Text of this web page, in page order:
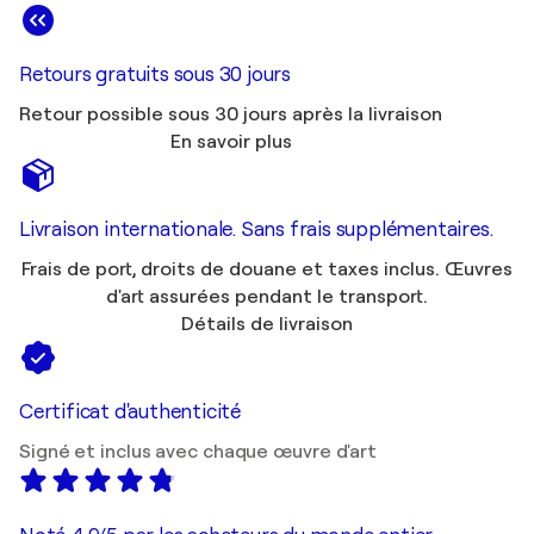
Retours gratuits sous 30 jours
Retour possible sous 30 jours après la livraison
En savoir plus
Livraison internationale. Sans frais supplémentaires.
Frais de port, droits de douane et taxes inclus. Œuvres
d'art assurées pendant le transport.
Détails de livraison
Certificat d'authenticité
Signé et inclus avec chaque œuvre d'art